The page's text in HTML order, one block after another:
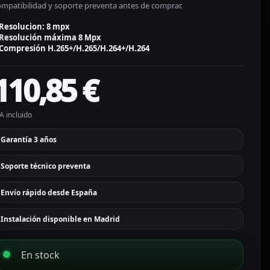
y soporte preventa antes de comprar.
8 mpx
máxima 8 Mpx
H.265+/H.265/H.264+/H.264
€
incluido
Garantía 3 años
Soporte técnico preventa
Envío rápido desde España
Instalación disponible en Madrid
En stock